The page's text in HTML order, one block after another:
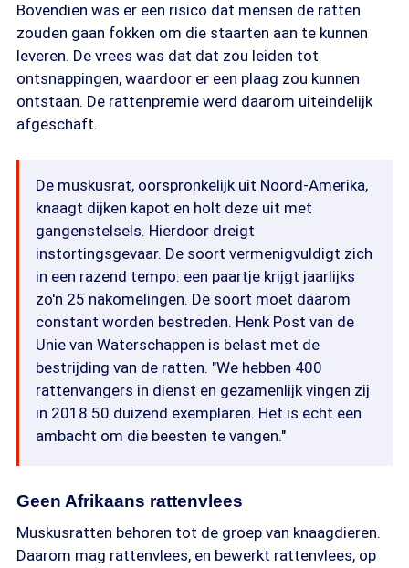
Bovendien was er een risico dat mensen de ratten
zouden gaan fokken om die staarten aan te kunnen
leveren. De vrees was dat dat zou leiden tot
ontsnappingen, waardoor er een plaag zou kunnen
ontstaan. De rattenpremie werd daarom uiteindelijk
afgeschaft.
De muskusrat, oorspronkelijk uit Noord-Amerika,
knaagt dijken kapot en holt deze uit met
gangenstelsels. Hierdoor dreigt
instortingsgevaar. De soort vermenigvuldigt zich
in een razend tempo: een paartje krijgt jaarlijks
zo'n 25 nakomelingen. De soort moet daarom
constant worden bestreden. Henk Post van de
Unie van Waterschappen is belast met de
bestrijding van de ratten. "We hebben 400
rattenvangers in dienst en gezamenlijk vingen zij
in 2018 50 duizend exemplaren. Het is echt een
ambacht om die beesten te vangen."
Geen Afrikaans rattenvlees
Muskusratten behoren tot de groep van knaagdieren.
Daarom mag rattenvlees, en bewerkt rattenvlees, op